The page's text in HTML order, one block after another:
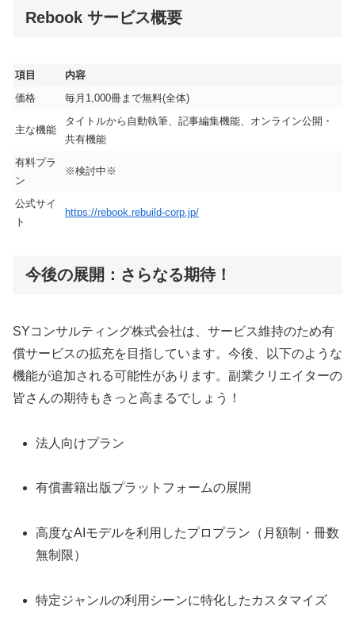
Rebook サービス概要
項目
内容
価格
毎月1,000冊まで無料(全体)
主な機能
タイトルから自動執筆、記事編集機能、オンライン公開・
共有機能
有料プラ
ン
※検討中※
公式サイ
ト
https://rebook.rebuild-corp.jp/
今後の展開：さらなる期待！
SYコンサルティング株式会社は、サービス維持のため有
償サービスの拡充を目指しています。今後、以下のような
機能が追加される可能性があります。副業クリエイターの
皆さんの期待もきっと高まるでしょう！
法人向けプラン
有償書籍出版プラットフォームの展開
高度なAIモデルを利用したプロプラン（月額制・冊数
無制限）
特定ジャンルの利用シーンに特化したカスタマイズ